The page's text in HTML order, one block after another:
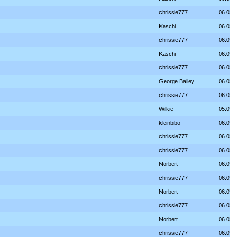
chrissie777
Kaschi
chrissie777
Kaschi
chrissie777
George Bailey
chrissie777
Wilkie
kleinbibo
chrissie777
chrissie777
Norbert
chrissie777
Norbert
chrissie777
Norbert
chrissie777